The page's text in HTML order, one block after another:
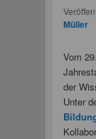
Müller
Vom
der
Unter